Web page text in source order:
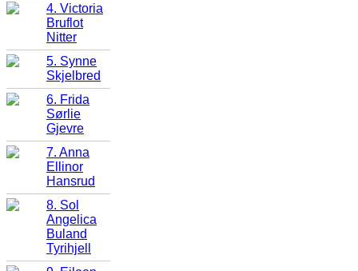
4. Victoria
Bruflot
Nitter
5. Synne
Skjelbred
6. Frida
Sørlie
Gjevre
7. Anna
Ellinor
Hansrud
8. Sol
Angelica
Buland
Tyrihjell